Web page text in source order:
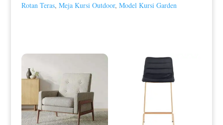
Rotan Teras, Meja Kursi Outdoor, Model Kursi Garden